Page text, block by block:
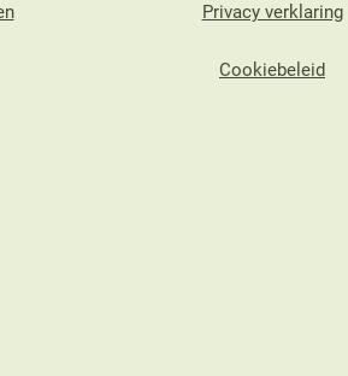
Privacy verklaring
Cookiebeleid